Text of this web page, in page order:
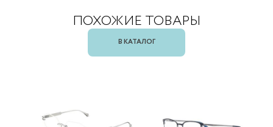
ПОХОЖИЕ ТОВАРЫ
В КАТАЛОГ